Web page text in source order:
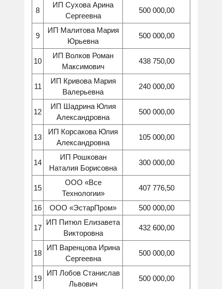
8
ИП Сухова Арина
Сергеевна
500 000,00
9
ИП Малитова Мария
Юрьевна
500 000,00
10
ИП Волков Роман
Максимович
438 750,00
11
ИП Кривова Мария
Валерьевна
240 000,00
12
ИП Шадрина Юлия
Александровна
500 000,00
13
ИП Корсакова Юлия
Александровна
105 000,00
14
ИП Рошкован
Наталия Борисовна
300 000,00
15
ООО «Все
Технологии»
407 776,50
16 ООО «ЭстарПром» 500 000,00
17
ИП Питюл Елизавета
Викторовна
432 600,00
18
ИП Варенцова Ирина
Сергеевна
500 000,00
19
ИП Лобов Станислав
Львович
500 000,00